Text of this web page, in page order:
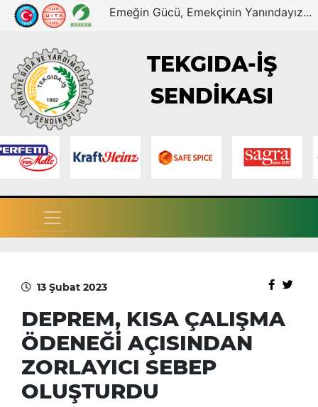
Emeğin Gücü, Emekçinin Yanındayız...
TEKGIDA-İŞ
SENDİKASI
13 Şubat 2023
DEPREM, KISA ÇALIŞMA
ÖDENEĞİ AÇISINDAN
ZORLAYICI SEBEP
OLUŞTURDU